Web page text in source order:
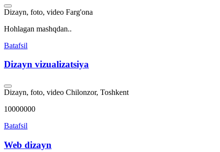
Dizayn, foto, video Farg'ona
Hohlagan mashqdan..
Batafsil
Dizayn vizualizatsiya
Dizayn, foto, video Chilonzor, Toshkent
10000000
Batafsil
Web dizayn